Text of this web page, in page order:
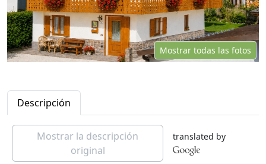
Mostrar todas las fotos
Descripción
Mostrar la descripción
original
translated by